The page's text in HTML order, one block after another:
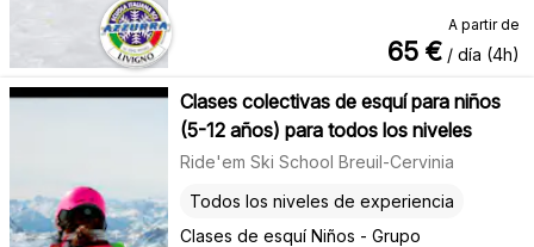
A partir de
65 € / día (4h)
Clases colectivas de esquí para niños
(5-12 años) para todos los niveles
Ride'em Ski School Breuil-Cervinia
Clases de esquí Niños - Grupo
Todos los niveles de experiencia